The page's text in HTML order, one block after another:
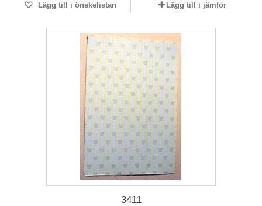
Lägg till i önskelistan Lägg till i jämför
3411